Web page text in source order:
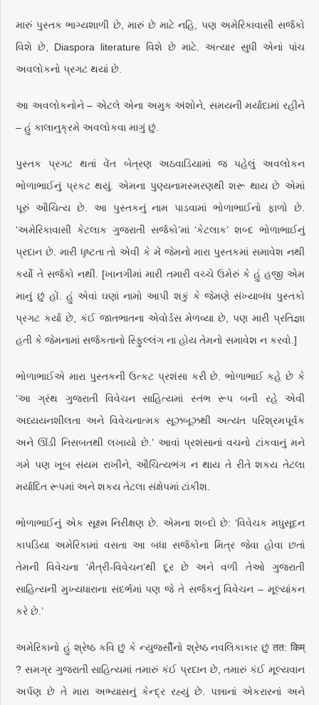
મારું પુસ્તક ભાગ્યશાળી છે, મારું છે માટે નહિ, પણ અમેરિકાવાસી સર્જકો
વિશે છે, Diaspora literature વિશે છે માટે. અત્યાર સુધી એનાં પાંચ
અવલોકનો પ્રગટ થયાં છે.
આ અવલોકનોને – એટલે એના અમુક અંશોને, સમયની મર્યાદામાં રહીને
– હું કાલાનુક્રમે અવલોકવા માગું છું.
પુસ્તક પ્રગટ થતાં વેંત બેત્રણ અઠવાડિયામાં જ પહેલું અવલોકન
ભોળાભાઈનું પ્રકટ થયું. એમના પુણ્યનામસ્મરણથી શરૂ થાય છે એમાં
પૂરું ઔચિત્ય છે. આ પુસ્તકનું નામ પાડવામાં ભોળાભાઈનો ફાળો છે.
‘અમેરિકાવાસી કેટલાક ગુજરાતી સર્જકો’માં ‘કેટલાક’ શબ્દ ભોળાભાઈનું
પ્રદાન છે. મારી ધૃષ્ટતા તો એવી કે મેં જેમનો મારા પુસ્તકમાં સમાવેશ નથી
કર્યો તે સર્જકો નથી. [ખાનગીમાં મારી તમારી વચ્ચે ઉમેરું કે હું હજી એમ
માનું છું હોં. હું એવાં ઘણાં નામો આપી શકું કે જેમણે સંખ્યાબંધ પુસ્તકો
પ્રગટ કર્યા છે, કંઈ જાતભાતના એવોર્ડસ મેળવ્યા છે, પણ મારી પ્રતિજ્ઞા
હતી કે જેમનામાં સર્જકતાનો સ્ફુિલ્લંગ ના હોય તેમનો સમાવેશ ન કરવો.]
ભોળાભાઈએ મારા પુસ્તકની ઉત્કટ પ્રશંસા કરી છે. ભોળાભાઈ કહે છે કે
‘આ ગ્રંથ ગુજરાતી વિવેચન સાહિત્યમાં સ્તંભ રૂપ બની રહે એવી
અધ્યયનશીલતા અને વિવેચનાત્મક સૂઝબૂઝથી અત્યંત પરિશ્રમપૂર્વક
અને ઊંડી નિસબતથી લખાયો છે.’ આવાં પ્રશંસાનાં વચનો ટાંકવાનું મને
ગમે પણ ખૂબ સંયમ રાખીને, ઔચિત્યભંગ ન થાય તે રીતે શકય તેટલા
મર્યાદિત રૂપમાં અને શકય તેટલા સંક્ષેપમાં ટાંકીશ.
ભોળાભાઈનું એક સૂક્ષ્મ નિરીક્ષણ છે. એમના શબ્દો છે: ‘વિવેચક મધુસૂદન
કાપડિયા અમેરિકામાં વસતા આ બધા સર્જકોના મિત્ર જેવા હોવા છતાં
તેમની વિવેચના ‘મૈત્રી-વિવેચન’થી દૂર છે અને વળી તેઓ ગુજરાતી
સાહિત્યની મુખ્યધારાના સંદર્ભમાં પણ જે તે સર્જકનું વિવેચન – મૂલ્યાંકન
કરે છે.’
અમેરિકાનો હું શ્રેષ્ઠ કવિ છું કે ન્યુજર્સીનો શ્રેષ્ઠ નવલિકાકાર છું तत: किम्
? સમગ્ર ગુજરાતી સાહિત્યમાં તમારું કંઈ પ્રદાન છે, તમારું કંઈ મૂલ્યવાન
અર્પણ છે તે મારા અભ્યાસનું કેન્દ્ર રહ્યું છે. પન્નાનાં એકરારનાં અને